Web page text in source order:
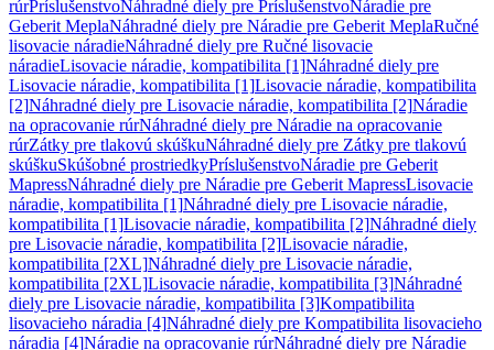
rúrPríslušenstvoNáhradné diely pre PríslušenstvoNáradie pre
Geberit MeplaNáhradné diely pre Náradie pre Geberit MeplaRučné
lisovacie náradieNáhradné diely pre Ručné lisovacie
náradieLisovacie náradie, kompatibilita [1]Náhradné diely pre
Lisovacie náradie, kompatibilita [1]Lisovacie náradie, kompatibilita
[2]Náhradné diely pre Lisovacie náradie, kompatibilita [2]Náradie
na opracovanie rúrNáhradné diely pre Náradie na opracovanie
rúrZátky pre tlakovú skúškuNáhradné diely pre Zátky pre tlakovú
skúškuSkúšobné prostriedkyPríslušenstvoNáradie pre Geberit
MapressNáhradné diely pre Náradie pre Geberit MapressLisovacie
náradie, kompatibilita [1]Náhradné diely pre Lisovacie náradie,
kompatibilita [1]Lisovacie náradie, kompatibilita [2]Náhradné diely
pre Lisovacie náradie, kompatibilita [2]Lisovacie náradie,
kompatibilita [2XL]Náhradné diely pre Lisovacie náradie,
kompatibilita [2XL]Lisovacie náradie, kompatibilita [3]Náhradné
diely pre Lisovacie náradie, kompatibilita [3]Kompatibilita
lisovacieho náradia [4]Náhradné diely pre Kompatibilita lisovacieho
náradia [4]Náradie na opracovanie rúrNáhradné diely pre Náradie